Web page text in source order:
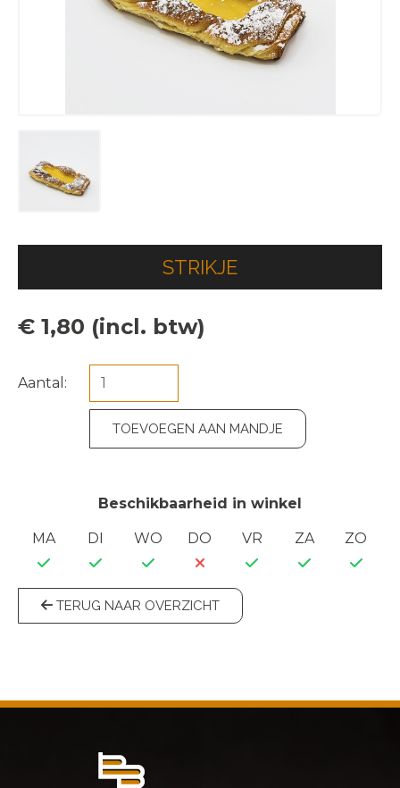
STRIKJE
€ 1,80 (incl. btw)
Aantal:
TOEVOEGEN AAN MANDJE
Beschikbaarheid in winkel
MA DI WO DO VR ZA ZO
TERUG NAAR OVERZICHT